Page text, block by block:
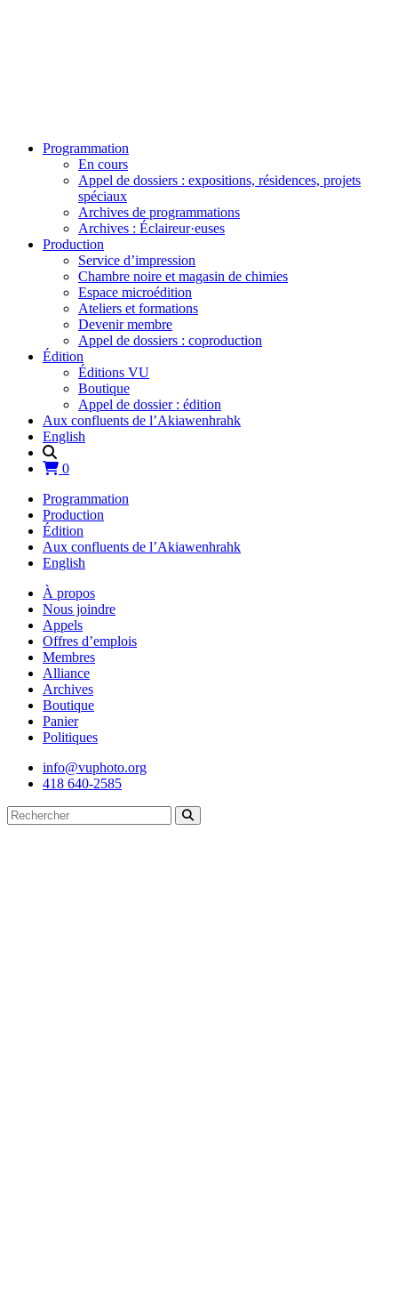
Programmation
En cours
Appel de dossiers : expositions, résidences, projets
spéciaux
Archives de programmations
Archives : Éclaireur·euses
Production
Service d’impression
Chambre noire et magasin de chimies
Espace microédition
Ateliers et formations
Devenir membre
Appel de dossiers : coproduction
Édition
Éditions VU
Boutique
Appel de dossier : édition
Aux confluents de l’Akiawenhrahk
English
0
Programmation
Production
Édition
Aux confluents de l’Akiawenhrahk
English
À propos
Nous joindre
Appels
Offres d’emplois
Membres
Alliance
Archives
Boutique
Panier
Politiques
info@vuphoto.org
418 640-2585